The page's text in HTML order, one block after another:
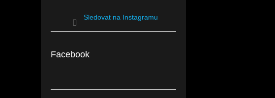
Sledovat na Instagramu
Facebook